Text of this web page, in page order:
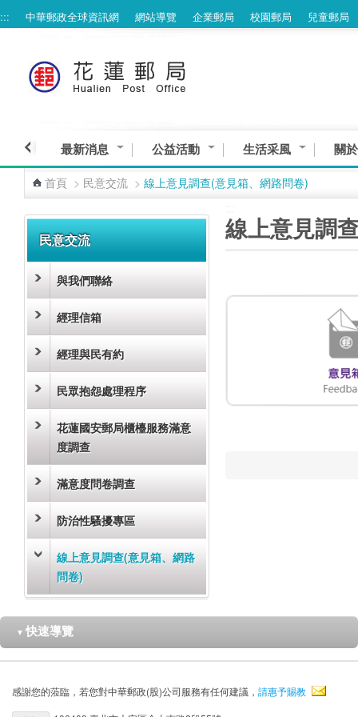
跳到主要內容區塊
::: 中華郵政全球資訊網 網站導覽 企業郵局 校園郵局 兒童郵局
最新消息 公益活動 生活采風 關
首頁 > 民意交流 > 線上意見調查(意見箱、網路問卷)
民意交流
與我們聯絡
經理信箱
經理與民有約
民眾抱怨處理程序
花蓮國安郵局櫃檯服務滿意
度調查
滿意度問卷調查
防治性騷擾專區
線上意見調查(意見箱、網路
問卷)
線上意見調
▼ 快速導覽
感謝您的蒞臨，若您對中華郵政(股)公司服務有任何建議， 請惠予賜教